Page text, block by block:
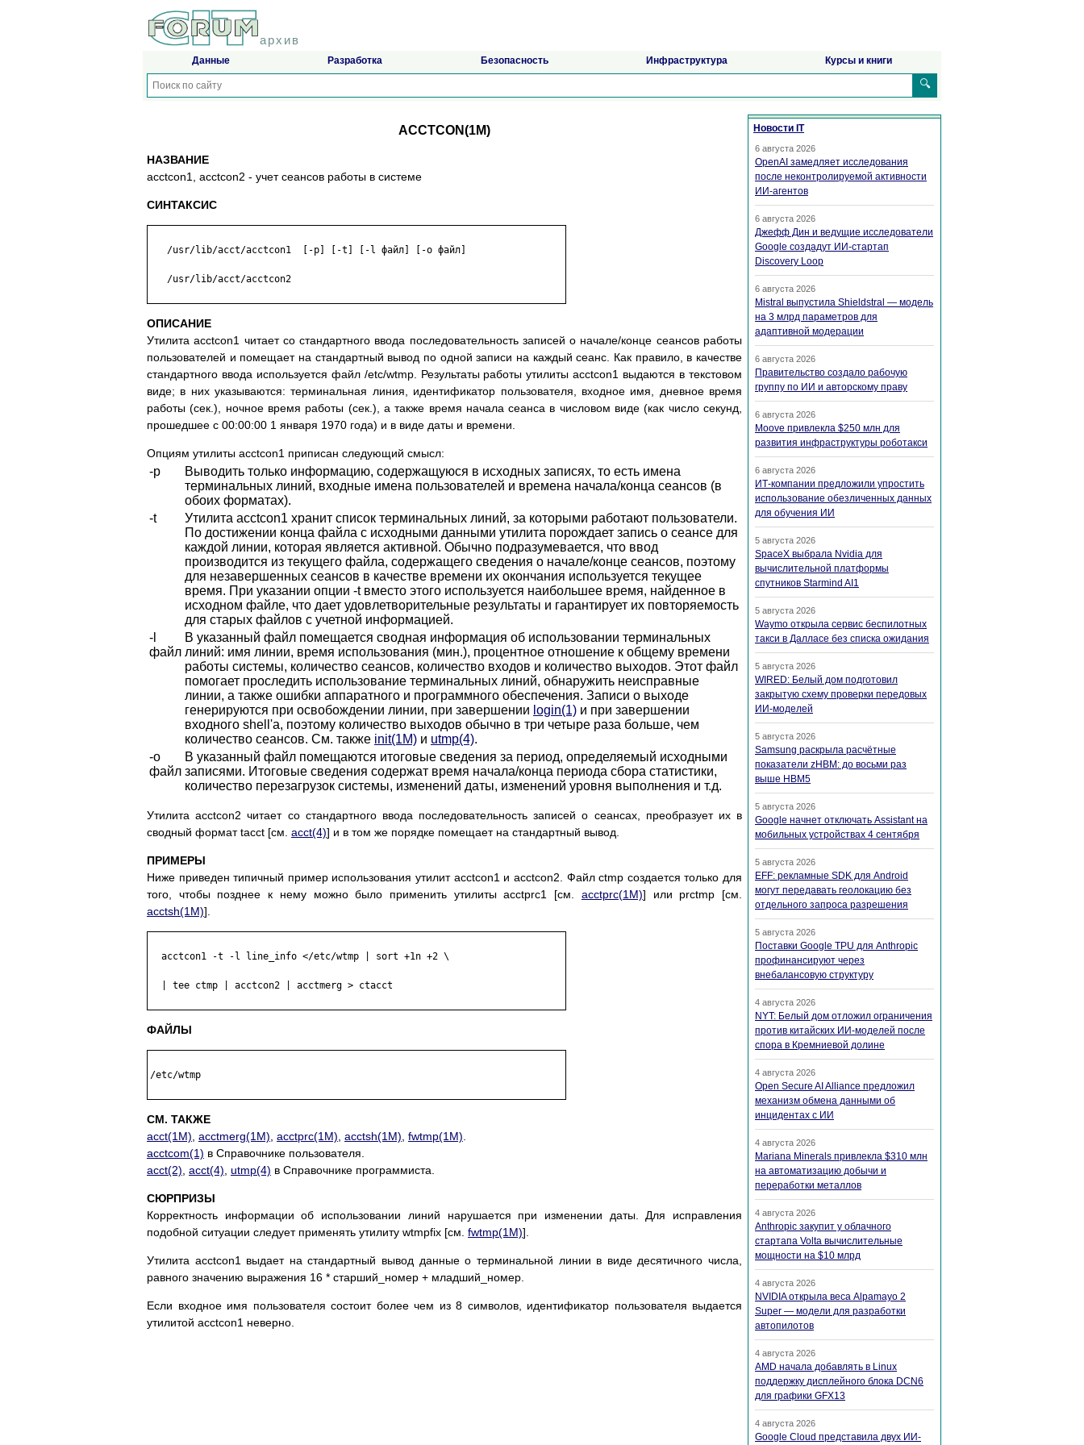
архив
Данные Разработка Безопасность Инфраструктура Курсы и книги
🔍
ACCTCON(1M)
НАЗВАНИЕ
acctcon1, acctcon2 - учет сеансов работы в системе
СИНТАКСИС
   /usr/lib/acct/acctcon1  [-p] [-t] [-l файл] [-o файл]
   /usr/lib/acct/acctcon2
ОПИСАНИЕ
Утилита acctcon1 читает со стандартного ввода последовательность записей о начале/конце сеансов работы
пользователей и помещает на стандартный вывод по одной записи на каждый сеанс. Как правило, в качестве
стандартного ввода используется файл /etc/wtmp. Результаты работы утилиты acctcon1 выдаются в текстовом
виде; в них указываются: терминальная линия, идентификатор пользователя, входное имя, дневное время
работы (сек.), ночное время работы (сек.), а также время начала сеанса в числовом виде (как число секунд,
прошедшее с 00:00:00 1 января 1970 года) и в виде даты и времени.
Опциям утилиты acctcon1 приписан следующий смысл:
-p
Выводить только информацию, содержащуюся в исходных записях, то есть имена
терминальных линий, входные имена пользователей и времена начала/конца сеансов (в
обоих форматах).
-t
Утилита acctcon1 хранит список терминальных линий, за которыми работают пользователи.
По достижении конца файла с исходными данными утилита порождает запись о сеансе для
каждой линии, которая является активной. Обычно подразумевается, что ввод
производится из текущего файла, содержащего сведения о начале/конце сеансов, поэтому
для незавершенных сеансов в качестве времени их окончания используется текущее
время. При указании опции -t вместо этого используется наибольшее время, найденное в
исходном файле, что дает удовлетворительные результаты и гарантирует их повторяемость
для старых файлов с учетной информацией.
-l
файл
В указанный файл помещается сводная информация об использовании терминальных
линий: имя линии, время использования (мин.), процентное отношение к общему времени
работы системы, количество сеансов, количество входов и количество выходов. Этот файл
помогает проследить использование терминальных линий, обнаружить неисправные
линии, а также ошибки аппаратного и программного обеспечения. Записи о выходе
генерируются при освобождении линии, при завершении login(1) и при завершении
входного shell'а, поэтому количество выходов обычно в три четыре раза больше, чем
количество сеансов. См. также init(1M) и utmp(4).
-o
файл
В указанный файл помещаются итоговые сведения за период, определяемый исходными
записями. Итоговые сведения содержат время начала/конца периода сбора статистики,
количество перезагрузок системы, изменений даты, изменений уровня выполнения и т.д.
Утилита acctcon2 читает со стандартного ввода последовательность записей о сеансах, преобразует их в
сводный формат tacct [см. acct(4)] и в том же порядке помещает на стандартный вывод.
ПРИМЕРЫ
Ниже приведен типичный пример использования утилит acctcon1 и acctcon2. Файл ctmp создается только для
того, чтобы позднее к нему можно было применить утилиты acctprc1 [см. acctprc(1M)] или prctmp [см.
acctsh(1M)].
  acctcon1 -t -l line_info </etc/wtmp | sort +1n +2 \
  | tee ctmp | acctcon2 | acctmerg > ctacct
ФАЙЛЫ
/etc/wtmp
СМ. ТАКЖЕ
acct(1M) acctmerg(1M) acctprc(1M) acctsh(1M) fwtmp(1M)
acctcom(1) в Справочнике пользователя.
acct(2) acct(4) utmp(4) в Справочнике программиста.
СЮРПРИЗЫ
Корректность информации об использовании линий нарушается при изменении даты. Для исправления
подобной ситуации следует применять утилиту wtmpfix [см. fwtmp(1M)].
Утилита acctcon1 выдает на стандартный вывод данные о терминальной линии в виде десятичного числа,
равного значению выражения 16 * старший_номер + младший_номер.
Если входное имя пользователя состоит более чем из 8 символов, идентификатор пользователя выдается
утилитой acctcon1 неверно.
Новости IT
6 августа 2026
OpenAI замедляет исследования
после неконтролируемой активности
ИИ-агентов
6 августа 2026
Джефф Дин и ведущие исследователи
Google создадут ИИ-стартап
Discovery Loop
6 августа 2026
Mistral выпустила Shieldstral — модель
на 3 млрд параметров для
адаптивной модерации
6 августа 2026
Правительство создало рабочую
группу по ИИ и авторскому праву
6 августа 2026
Moove привлекла $250 млн для
развития инфраструктуры роботакси
6 августа 2026
ИТ-компании предложили упростить
использование обезличенных данных
для обучения ИИ
5 августа 2026
SpaceX выбрала Nvidia для
вычислительной платформы
спутников Starmind AI1
5 августа 2026
Waymo открыла сервис беспилотных
такси в Далласе без списка ожидания
5 августа 2026
WIRED: Белый дом подготовил
закрытую схему проверки передовых
ИИ-моделей
5 августа 2026
Samsung раскрыла расчётные
показатели zHBM: до восьми раз
выше HBM5
5 августа 2026
Google начнет отключать Assistant на
мобильных устройствах 4 сентября
5 августа 2026
EFF: рекламные SDK для Android
могут передавать геолокацию без
отдельного запроса разрешения
5 августа 2026
Поставки Google TPU для Anthropic
профинансируют через
внебалансовую структуру
4 августа 2026
NYT: Белый дом отложил ограничения
против китайских ИИ-моделей после
спора в Кремниевой долине
4 августа 2026
Open Secure AI Alliance предложил
механизм обмена данными об
инцидентах с ИИ
4 августа 2026
Mariana Minerals привлекла $310 млн
на автоматизацию добычи и
переработки металлов
4 августа 2026
Anthropic закупит у облачного
стартапа Volta вычислительные
мощности на $10 млрд
4 августа 2026
NVIDIA открыла веса Alpamayo 2
Super — модели для разработки
автопилотов
4 августа 2026
AMD начала добавлять в Linux
поддержку дисплейного блока DCN6
для графики GFX13
4 августа 2026
Google Cloud представила двух ИИ-